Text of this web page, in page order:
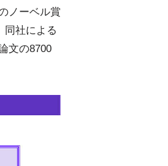
ノーベル賞
同社による
文の8700